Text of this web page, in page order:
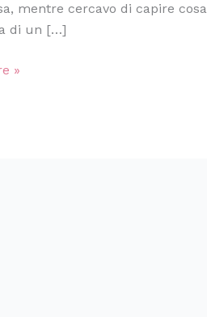
mentre cercavo di capire
di un […]
»